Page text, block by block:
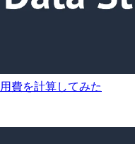
費を計算してみた